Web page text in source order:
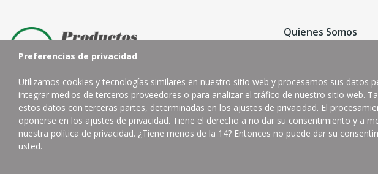
Distribuidor de productos de limpieza profesional.
Contacta con nosotros
Quienes Somos
Condiciones de compra
Contactar
Preferencias de privacidad
Utilizamos cookies y tecnologías similares en nuestro sitio web y procesamos sus datos
integrar medios de terceros proveedores o para analizar el tráfico de nuestro sitio web.
estos datos con terceras partes, determinadas en los ajustes de privacidad. El
oponerse en los ajustes de privacidad. Tiene el derecho a no dar su consentimiento y a
nuestra política de privacidad. ¿Tiene menos de la 14? Entonces no puede dar su
usted.